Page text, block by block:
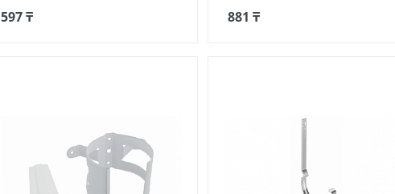
597 ₸ 881 ₸